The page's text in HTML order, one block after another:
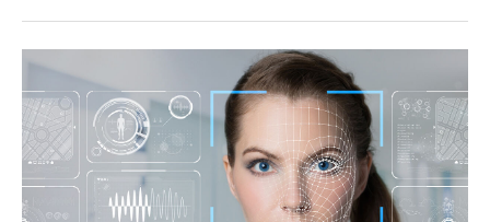
Unternehmensgründung bis zur Übergabe.